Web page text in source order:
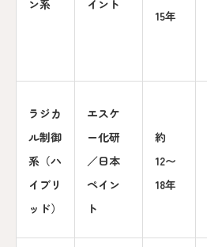
ン系 イント
15年
ラジカ
ル制御
系（ハ
イブリ
ッド）
エスケ
ー化研
／日本
ペイン
ト
約
12〜
18年